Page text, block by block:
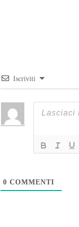
Iscriviti
0 COMMENTI